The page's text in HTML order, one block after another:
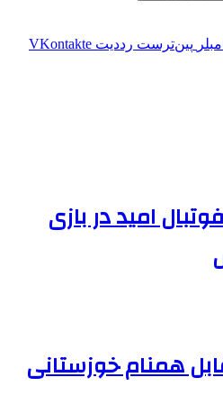
‫پین‌ترست ‫رددیت ‫VKontakte
امید در بازی
همنام خوزستانی